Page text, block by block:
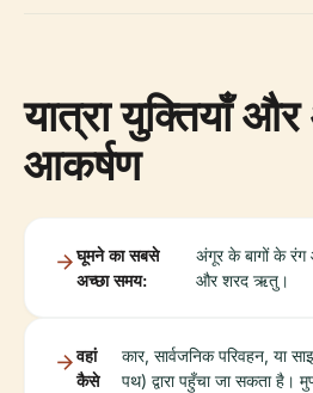
यात्रा युक्तियाँ
आकर्षण
घूमने का सबसे
अच्छा समय:
अंगूर के बागों के
और शरद ऋतु।
वहां
कैसे
कार, सार्वजनिक परिवहन, या
पथ) द्वारा पहुँचा जा सकता है।